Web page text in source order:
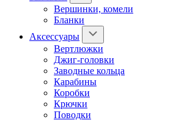
Вершинки, комели
Бланки
Аксессуары
Вертлюжки
Джиг-головки
Заводные кольца
Карабины
Коробки
Крючки
Поводки